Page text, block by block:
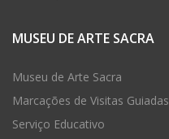
MUSEU DE ARTE SACRA
Museu de Arte Sacra
Marcações de Visitas Guiadas
Serviço Educativo